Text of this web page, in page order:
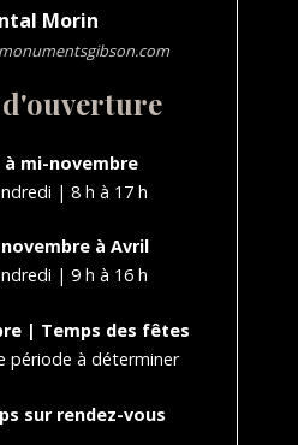
Morin
à mi-novembre
| 8 h à 17 h
à Avril
| 9 h à 16 h
| Temps des fêtes
période à déterminer
sur rendez-vous